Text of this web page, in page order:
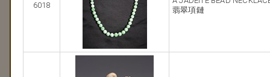
6018
翡翠項鏈